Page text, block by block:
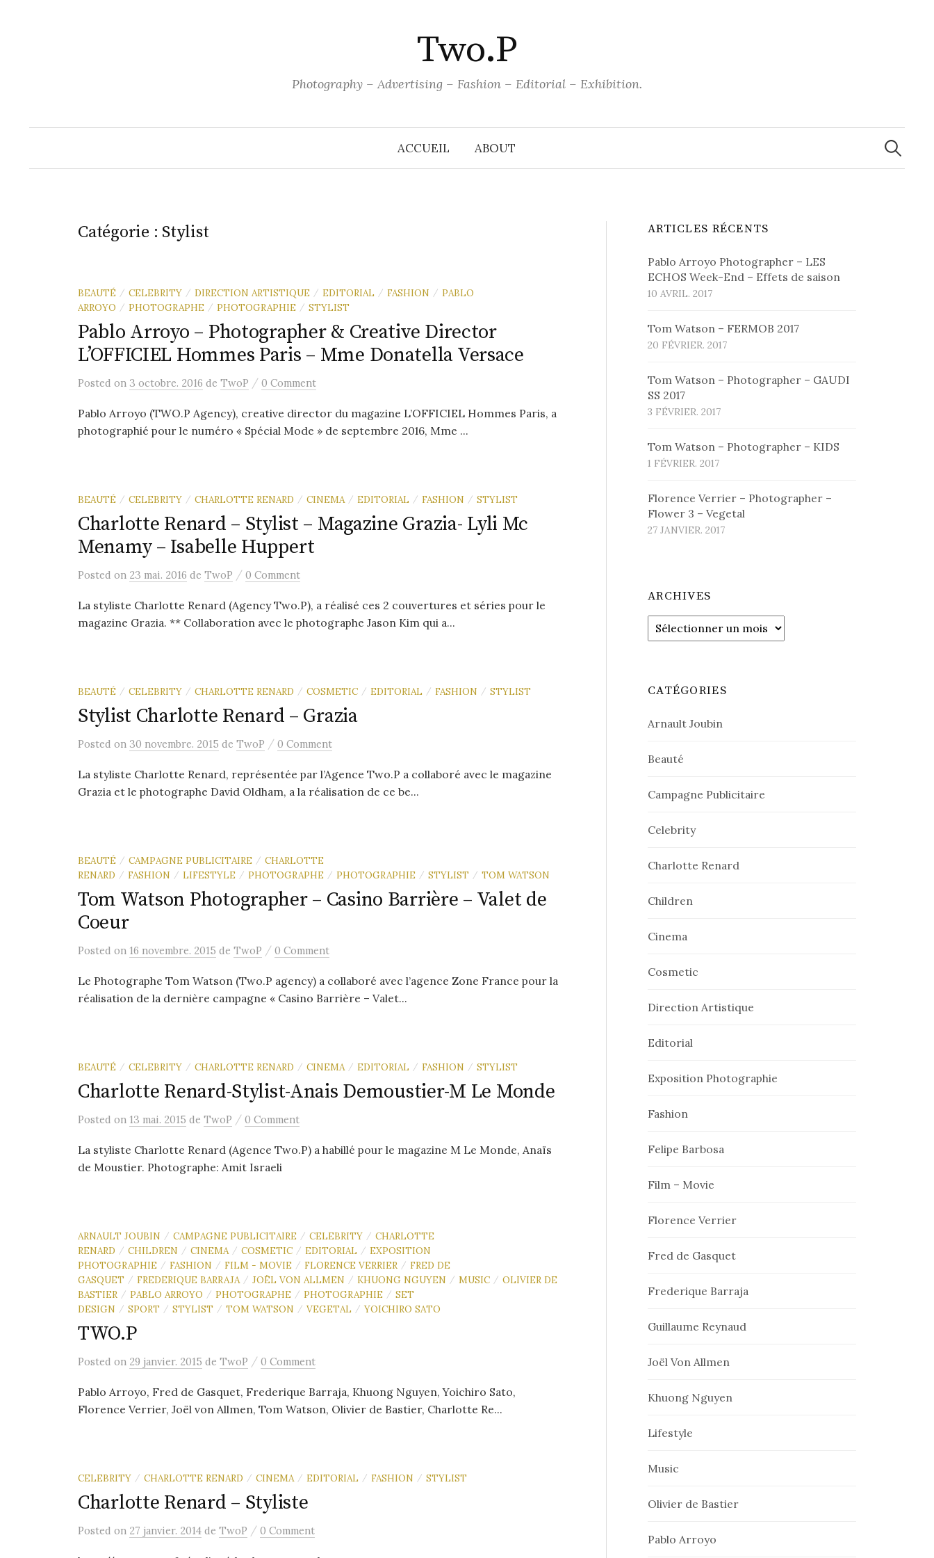
Two.P
Photography – Advertising – Fashion – Editorial – Exhibition.
ACCUEIL ABOUT
Catégorie : Stylist
BEAUTÉ / CELEBRITY / DIRECTION ARTISTIQUE / EDITORIAL / FASHION / PABLO
ARROYO / PHOTOGRAPHE / PHOTOGRAPHIE / STYLIST
Pablo Arroyo – Photographer & Creative Director
L’OFFICIEL Hommes Paris – Mme Donatella Versace
Posted on 3 octobre. 2016 de TwoP / 0 Comment
Pablo Arroyo (TWO.P Agency), creative director du magazine L’OFFICIEL Hommes Paris, a
photographié pour le numéro « Spécial Mode » de septembre 2016, Mme ...
BEAUTÉ / CELEBRITY / CHARLOTTE RENARD / CINEMA / EDITORIAL / FASHION / STYLIST
Charlotte Renard – Stylist – Magazine Grazia- Lyli Mc
Menamy – Isabelle Huppert
Posted on 23 mai. 2016 de TwoP / 0 Comment
La styliste Charlotte Renard (Agency Two.P), a réalisé ces 2 couvertures et séries pour le
magazine Grazia. ** Collaboration avec le photographe Jason Kim qui a...
BEAUTÉ / CELEBRITY / CHARLOTTE RENARD / COSMETIC / EDITORIAL / FASHION / STYLIST
Stylist Charlotte Renard – Grazia
Posted on 30 novembre. 2015 de TwoP / 0 Comment
La styliste Charlotte Renard, représentée par l’Agence Two.P a collaboré avec le magazine
Grazia et le photographe David Oldham, a la réalisation de ce be...
BEAUTÉ / CAMPAGNE PUBLICITAIRE / CHARLOTTE
RENARD / FASHION / LIFESTYLE / PHOTOGRAPHE / PHOTOGRAPHIE / STYLIST / TOM WATSON
Tom Watson Photographer – Casino Barrière – Valet de
Coeur
Posted on 16 novembre. 2015 de TwoP / 0 Comment
Le Photographe Tom Watson (Two.P agency) a collaboré avec l’agence Zone France pour la
réalisation de la dernière campagne « Casino Barrière – Valet...
BEAUTÉ / CELEBRITY / CHARLOTTE RENARD / CINEMA / EDITORIAL / FASHION / STYLIST
Charlotte Renard-Stylist-Anais Demoustier-M Le Monde
Posted on 13 mai. 2015 de TwoP / 0 Comment
La styliste Charlotte Renard (Agence Two.P) a habillé pour le magazine M Le Monde, Anaïs
de Moustier. Photographe: Amit Israeli
ARNAULT JOUBIN / CAMPAGNE PUBLICITAIRE / CELEBRITY / CHARLOTTE
RENARD / CHILDREN / CINEMA / COSMETIC / EDITORIAL / EXPOSITION
PHOTOGRAPHIE / FASHION / FILM - MOVIE / FLORENCE VERRIER / FRED DE
GASQUET / FREDERIQUE BARRAJA / JOËL VON ALLMEN / KHUONG NGUYEN / MUSIC / OLIVIER DE
BASTIER / PABLO ARROYO / PHOTOGRAPHE / PHOTOGRAPHIE / SET
DESIGN / SPORT / STYLIST / TOM WATSON / VEGETAL / YOICHIRO SATO
TWO.P
Posted on 29 janvier. 2015 de TwoP / 0 Comment
Pablo Arroyo, Fred de Gasquet, Frederique Barraja, Khuong Nguyen, Yoichiro Sato,
Florence Verrier, Joël von Allmen, Tom Watson, Olivier de Bastier, Charlotte Re...
CELEBRITY / CHARLOTTE RENARD / CINEMA / EDITORIAL / FASHION / STYLIST
Charlotte Renard – Styliste
Posted on 27 janvier. 2014 de TwoP / 0 Comment
ARTICLES RÉCENTS
Pablo Arroyo Photographer – LES
ECHOS Week-End – Effets de saison
10 AVRIL. 2017
Tom Watson – FERMOB 2017
20 FÉVRIER. 2017
Tom Watson – Photographer – GAUDI
SS 2017
3 FÉVRIER. 2017
Tom Watson – Photographer – KIDS
1 FÉVRIER. 2017
Florence Verrier – Photographer –
Flower 3 – Vegetal
27 JANVIER. 2017
ARCHIVES
Archives
CATÉGORIES
Arnault Joubin
Beauté
Campagne Publicitaire
Celebrity
Charlotte Renard
Children
Cinema
Cosmetic
Direction Artistique
Editorial
Exposition Photographie
Fashion
Felipe Barbosa
Film – Movie
Florence Verrier
Fred de Gasquet
Frederique Barraja
Guillaume Reynaud
Joël Von Allmen
Khuong Nguyen
Lifestyle
Music
Olivier de Bastier
Pablo Arroyo